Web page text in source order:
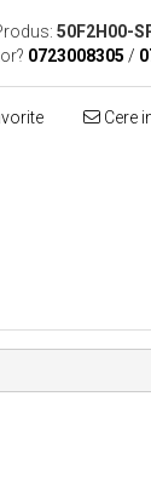
50F2H00-
0723008305 /
Cere